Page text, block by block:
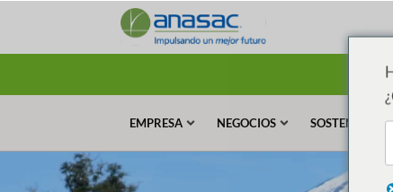
EMPRESA NEGOCIOS